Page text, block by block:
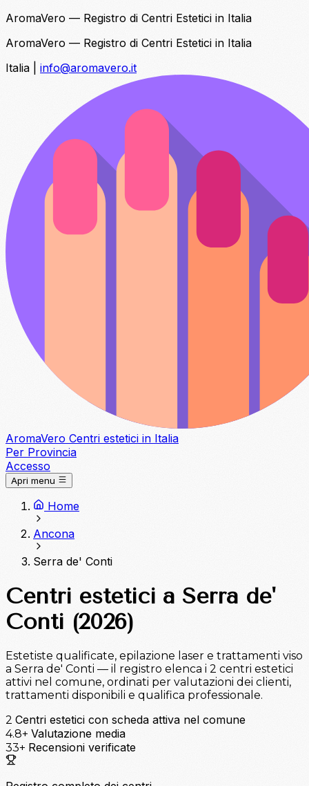
AromaVero — Registro di Centri Estetici in Italia
AromaVero — Registro di Centri Estetici in Italia
Italia
info@aromavero.it
AromaVero Centri estetici in Italia
Per Provincia
Accesso
Apri menu
Home
Ancona
Serra de' Conti
Centri estetici a Serra de'
Conti (2026)
Estetiste qualificate, epilazione laser e trattamenti viso
a Serra de' Conti — il registro elenca i 2 centri estetici
attivi nel comune, ordinati per valutazioni dei clienti,
trattamenti disponibili e qualifica professionale.
2 Centri estetici con scheda attiva nel comune
4.8+ Valutazione media
33+ Recensioni verificate